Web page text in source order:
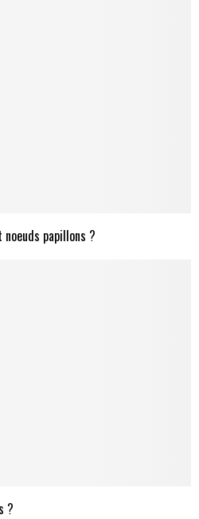
papillons ?
?